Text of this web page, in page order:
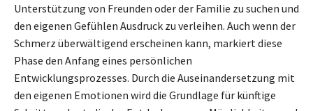
Unterstützung von Freunden oder der Familie zu suchen und
den eigenen Gefühlen Ausdruck zu verleihen. Auch wenn der
Schmerz überwältigend erscheinen kann, markiert diese
Phase den Anfang eines persönlichen
Entwicklungsprozesses. Durch die Auseinandersetzung mit
den eigenen Emotionen wird die Grundlage für künftige